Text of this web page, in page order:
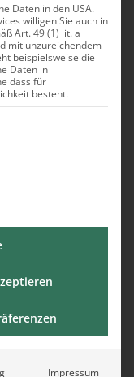
und
Produktivität
Tipps zur
wie Sie durch
Einstellung
Daten in den USA.
willigen Sie auch in
Art. 49 (1) lit. a
mit unzureichendem
beispielsweise die
Daten in
dass für
besteht.
für die eine
Impressum